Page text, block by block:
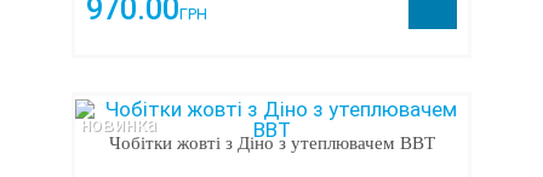
970.00ГРН
Чобітки жовті з Діно з утеплювачем BBT
новинка